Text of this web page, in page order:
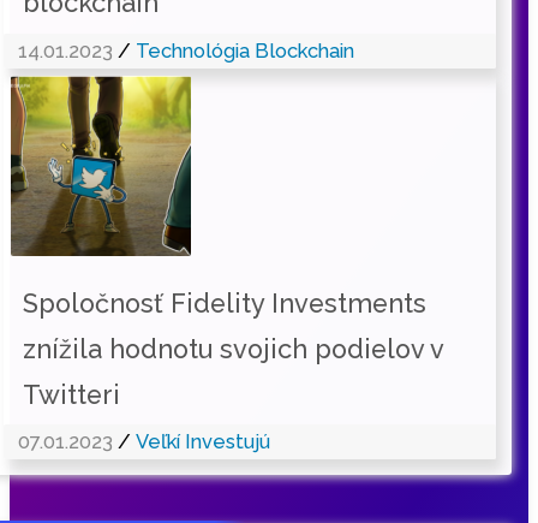
14.01.2023 / Technológia Blockchain
Spoločnosť Fidelity Investments
znížila hodnotu svojich podielov v
Twitteri
07.01.2023 / Veľkí Investujú